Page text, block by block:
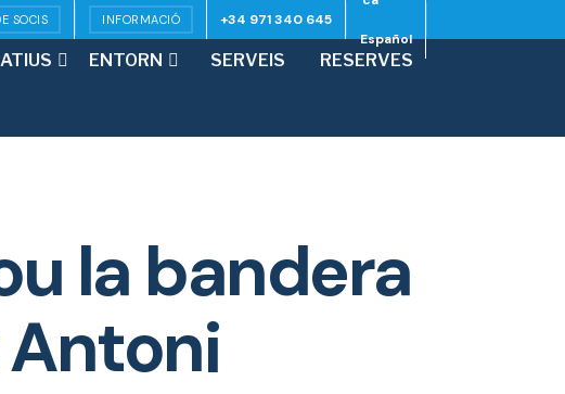
SOCIS INFORMACIÓ +34 971 340 645
Español
ENTORN SERVEIS RESERVES
la bandera
Antoni